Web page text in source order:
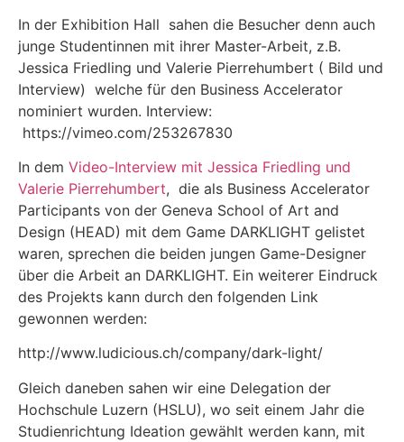
In der Exhibition Hall sahen die Besucher denn auch
junge Studentinnen mit ihrer Master-Arbeit, z.B.
Jessica Friedling und Valerie Pierrehumbert ( Bild und
Interview) welche für den Business Accelerator
nominiert wurden. Interview:
https://vimeo.com/253267830
In dem Video-Interview mit Jessica Friedling und
Valerie Pierrehumbert, die als Business Accelerator
Participants von der Geneva School of Art and
Design (HEAD) mit dem Game DARKLIGHT gelistet
waren, sprechen die beiden jungen Game-Designer
über die Arbeit an DARKLIGHT. Ein weiterer Eindruck
des Projekts kann durch den folgenden Link
gewonnen werden:
http://www.ludicious.ch/company/dark-light/
Gleich daneben sahen wir eine Delegation der
Hochschule Luzern (HSLU), wo seit einem Jahr die
Studienrichtung Ideation gewählt werden kann, mit